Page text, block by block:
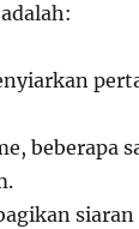
beberapa